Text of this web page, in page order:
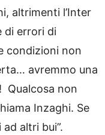
altrimenti l’Inter
di errori di
condizioni non
avremmo una
Qualcosa non
Inzaghi. Se
altri bui”.